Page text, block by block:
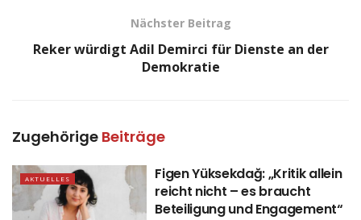
Nächster Beitrag
Reker würdigt Adil Demirci für Dienste an der
Demokratie
Zugehörige Beiträge
AKTUELLES
Figen Yüksekdağ: „Kritik allein
reicht nicht – es braucht
Beteiligung und Engagement“